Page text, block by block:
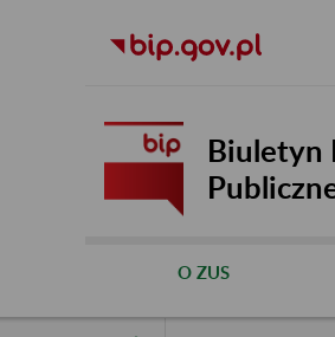
Biuletyn
O ZUS